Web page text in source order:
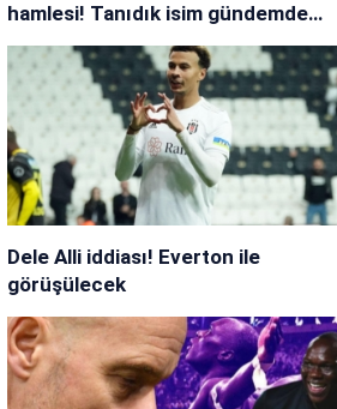
hamlesi! Tanıdık isim gündemde…
Dele Alli iddiası! Everton ile
görüşülecek